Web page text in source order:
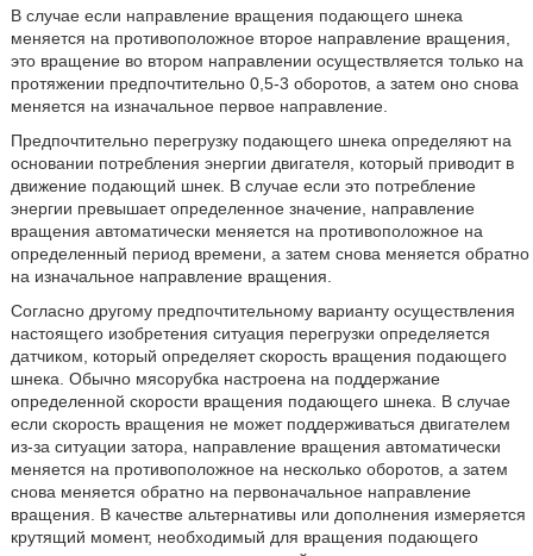
В случае если направление вращения подающего шнека
меняется на противоположное второе направление вращения,
это вращение во втором направлении осуществляется только на
протяжении предпочтительно 0,5-3 оборотов, а затем оно снова
меняется на изначальное первое направление.
Предпочтительно перегрузку подающего шнека определяют на
основании потребления энергии двигателя, который приводит в
движение подающий шнек. В случае если это потребление
энергии превышает определенное значение, направление
вращения автоматически меняется на противоположное на
определенный период времени, а затем снова меняется обратно
на изначальное направление вращения.
Согласно другому предпочтительному варианту осуществления
настоящего изобретения ситуация перегрузки определяется
датчиком, который определяет скорость вращения подающего
шнека. Обычно мясорубка настроена на поддержание
определенной скорости вращения подающего шнека. В случае
если скорость вращения не может поддерживаться двигателем
из-за ситуации затора, направление вращения автоматически
меняется на противоположное на несколько оборотов, а затем
снова меняется обратно на первоначальное направление
вращения. В качестве альтернативы или дополнения измеряется
крутящий момент, необходимый для вращения подающего